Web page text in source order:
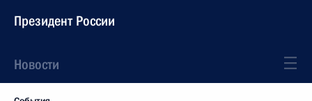
Президент России
Новости